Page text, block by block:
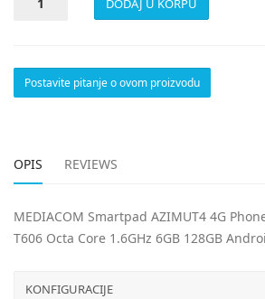
Postavite pitanje o ovom proizvodu
OPIS REVIEWS
MEDIACOM Smartpad AZIMUT4 4G
T606 Octa Core 1.6GHz 6GB 128GB
KONFIGURACIJE